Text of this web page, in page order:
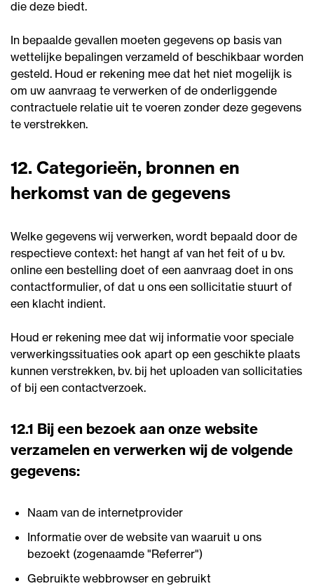
die deze biedt.
In bepaalde gevallen moeten gegevens op basis van
wettelijke bepalingen verzameld of beschikbaar worden
gesteld. Houd er rekening mee dat het niet mogelijk is
om uw aanvraag te verwerken of de onderliggende
contractuele relatie uit te voeren zonder deze gegevens
te verstrekken.
12. Categorieën, bronnen en
herkomst van de gegevens
Welke gegevens wij verwerken, wordt bepaald door de
respectieve context: het hangt af van het feit of u bv.
online een bestelling doet of een aanvraag doet in ons
contactformulier, of dat u ons een sollicitatie stuurt of
een klacht indient.
Houd er rekening mee dat wij informatie voor speciale
verwerkingssituaties ook apart op een geschikte plaats
kunnen verstrekken, bv. bij het uploaden van sollicitaties
of bij een contactverzoek.
12.1 Bij een bezoek aan onze website
verzamelen en verwerken wij de volgende
gegevens:
Naam van de internetprovider
Informatie over de website van waaruit u ons
bezoekt (zogenaamde "Referrer")
Gebruikte webbrowser en gebruikt